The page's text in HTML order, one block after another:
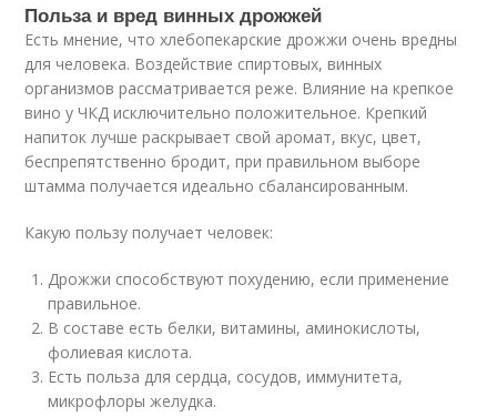
Польза и вред винных дрожжей
Есть мнение, что хлебопекарские дрожжи очень вредны
для человека. Воздействие спиртовых, винных
организмов рассматривается реже. Влияние на крепкое
вино у ЧКД исключительно положительное. Крепкий
напиток лучше раскрывает свой аромат, вкус, цвет,
беспрепятственно бродит, при правильном выборе
штамма получается идеально сбалансированным.
Какую пользу получает человек:
Дрожжи способствуют похудению, если применение
правильное.
В составе есть белки, витамины, аминокислоты,
фолиевая кислота.
Есть польза для сердца, сосудов, иммунитета,
микрофлоры желудка.